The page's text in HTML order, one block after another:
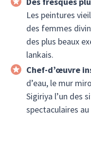
Les peintures
des femmes
des plus beaux
lankais.
Chef-d’œuvre
d’eau, le mur
Sigiriya l’un des
spectaculaires